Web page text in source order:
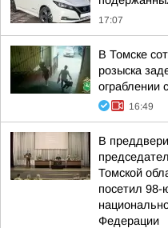
17:07
В Томске
розыска
ограблении
16:49
В
Томской
посетил
Федерации